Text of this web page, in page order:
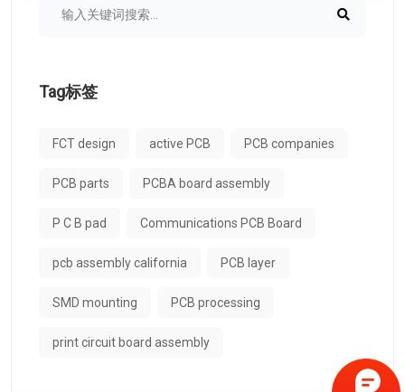
Tag标签
FCT design active PCB PCB companies
PCB parts PCBA board assembly
P C B pad Communications PCB Board
pcb assembly california PCB layer
SMD mounting PCB processing
print circuit board assembly